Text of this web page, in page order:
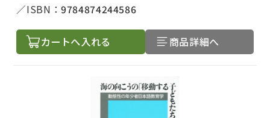
ISBN：9784874244586
カートへ入れる 商品詳細へ